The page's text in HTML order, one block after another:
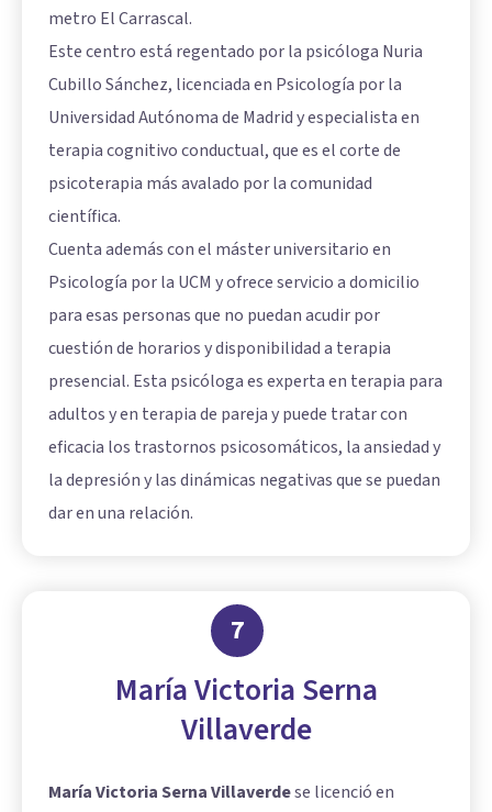
metro El Carrascal.
Este centro está regentado por la psicóloga Nuria
Cubillo Sánchez, licenciada en Psicología por la
Universidad Autónoma de Madrid y especialista en
terapia cognitivo conductual, que es el corte de
psicoterapia más avalado por la comunidad
científica.
Cuenta además con el máster universitario en
Psicología por la UCM y ofrece servicio a domicilio
para esas personas que no puedan acudir por
cuestión de horarios y disponibilidad a terapia
presencial. Esta psicóloga es experta en terapia para
adultos y en terapia de pareja y puede tratar con
eficacia los trastornos psicosomáticos, la ansiedad y
la depresión y las dinámicas negativas que se puedan
dar en una relación.
7
María Victoria Serna
Villaverde
María Victoria Serna Villaverdese licenció en